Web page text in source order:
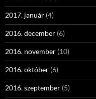
2017. január (4)
2016. december (6)
2016. november (10)
2016. október (6)
2016. szeptember (5)